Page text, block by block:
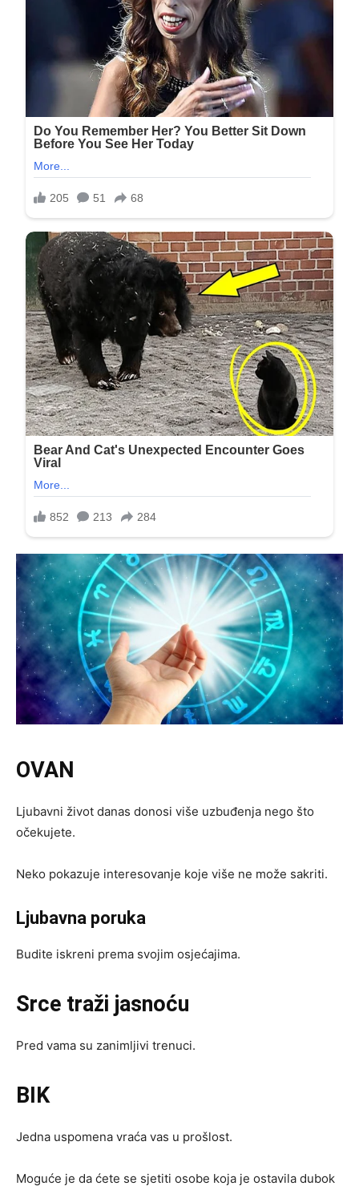
OVAN
Ljubavni život danas donosi više uzbuđenja nego što
očekujete.
Neko pokazuje interesovanje koje više ne može sakriti.
Ljubavna poruka
Budite iskreni prema svojim osjećajima.
Srce traži jasnoću
Pred vama su zanimljivi trenuci.
BIK
Jedna uspomena vraća vas u prošlost.
Moguće je da ćete se sjetiti osobe koja je ostavila dubok